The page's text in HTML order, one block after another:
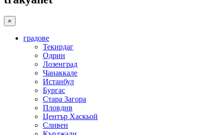
×
градове
Текирдаг
Одрин
Лозенград
Чанаккале
Истанбул
Бургас
Стара Загора
Пловдив
Център Хаскьой
Сливен